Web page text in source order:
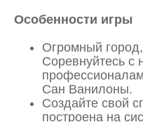
Особенности игры
Огромный
Соревнуйтесь с
Сан Ванилоны.
Создайте свой
построена на